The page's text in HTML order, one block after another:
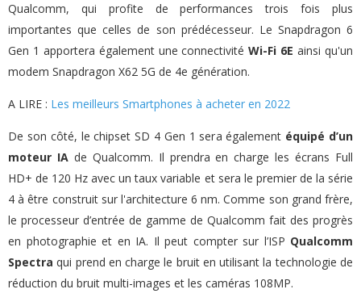
Qualcomm, qui profite de performances trois fois plus
importantes que celles de son prédécesseur. Le Snapdragon 6
Gen 1 apportera également une connectivitéWi-Fi 6E ainsi qu'un
modem Snapdragon X62 5G de 4e génération.
A LIRE : Les meilleurs Smartphones à acheter en 2022
De son côté, le chipset SD 4 Gen 1 sera également équipé d’un
moteur IAde Qualcomm. Il prendra en charge les écrans Full
HD+ de 120 Hz avec un taux variable et sera le premier de la série
4 à être construit sur l'architecture 6 nm. Comme son grand frère,
le processeur d’entrée de gamme de Qualcomm fait des progrès
en photographie et en IA. Il peut compter sur l’ISP Qualcomm
Spectra qui prend en charge le bruit en utilisant la technologie de
réduction du bruit multi-images et les caméras 108MP.